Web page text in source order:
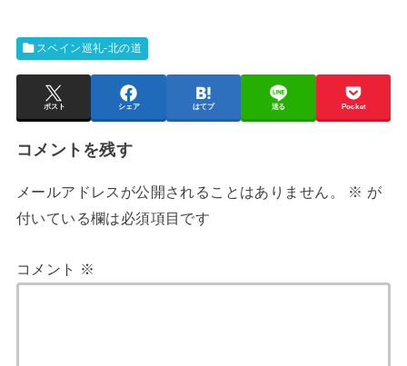
スペイン巡礼-北の道
ポスト シェア はてブ 送る Pocket
コメントを残す
メールアドレスが公開されることはありません。 ※ が
付いている欄は必須項目です
コメント ※